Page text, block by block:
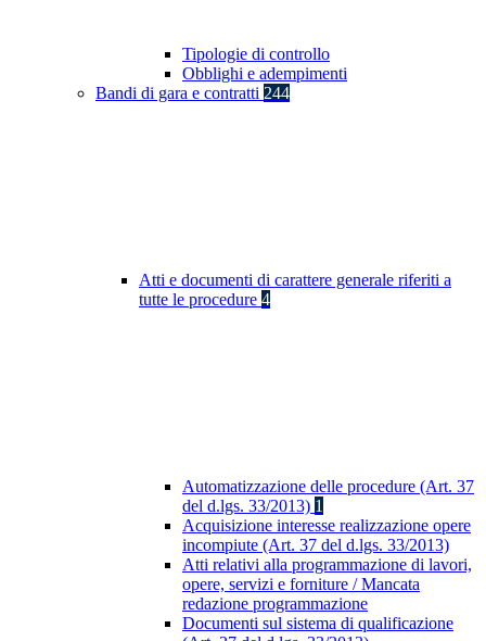
Tipologie di controllo
Obblighi e adempimenti
Bandi di gara e contratti 244
Atti e documenti di carattere generale riferiti a
tutte le procedure 4
Automatizzazione delle procedure (Art. 37
del d.lgs. 33/2013) 1
Acquisizione interesse realizzazione opere
incompiute (Art. 37 del d.lgs. 33/2013)
Atti relativi alla programmazione di lavori,
opere, servizi e forniture / Mancata
redazione programmazione
Documenti sul sistema di qualificazione